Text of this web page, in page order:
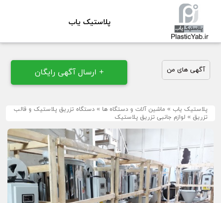
پلاستیک یاب
آگهی های من + ارسال آگهی رایگان
پلاستیک یاب » ماشین آلات و دستگاه ها » دستگاه تزریق پلاستیک و قالب
تزریق » لوازم جانبی تزریق پلاستیک